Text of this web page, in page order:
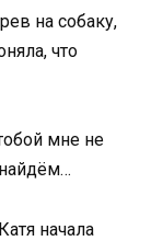
на собаку,
что
мне не
начала